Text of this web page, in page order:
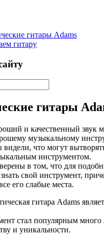
гитары Adams
гитару
гитары
и качественный звук
музыкальному
что могут
инструментом.
в том, что для
свой инструмент,
его слабые места.
гитара Adams
стал популярным много
и уникальности.